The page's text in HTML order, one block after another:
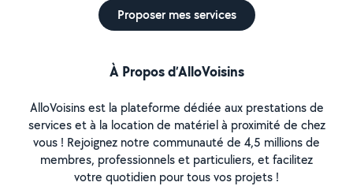
Proposer mes services
À Propos d’AlloVoisins
AlloVoisins est la plateforme dédiée aux prestations de
services et à la location de matériel à proximité de chez
vous ! Rejoignez notre communauté de 4,5 millions de
membres, professionnels et particuliers, et facilitez
votre quotidien pour tous vos projets !